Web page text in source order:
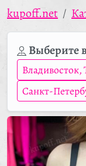
kupoff.net
Выберите
Санкт-